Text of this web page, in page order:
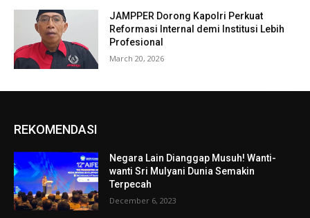
JAMPPER Dorong Kapolri Perkuat
Reformasi Internal demi Institusi Lebih
Profesional
March 20, 2026
REKOMENDASI
Negara Lain Dianggap Musuh! Wanti-
wanti Sri Mulyani Dunia Semakin
Terpecah
December 6, 2023